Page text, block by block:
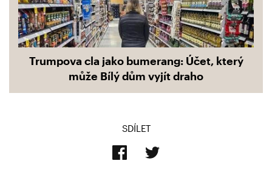
Trumpova cla jako bumerang: Účet, který
může Bílý dům vyjít draho
SDÍLET